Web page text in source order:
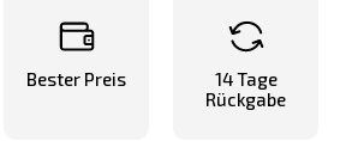
Bester Preis
14 Tage
Rückgabe